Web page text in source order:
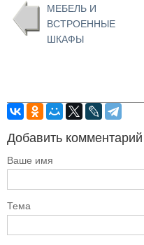
МЕБЕЛЬ И
ВСТРОЕННЫЕ
ШКАФЫ
Добавить комментарий
Ваше имя
Тема